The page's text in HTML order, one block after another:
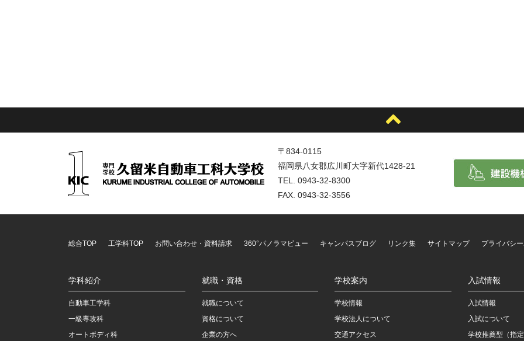
〒834-0115
福岡県八女郡広川町大字新代1428-21
TEL. 0943-32-8300
FAX. 0943-32-3556
総合TOP 工学科TOP お問い合わせ・資料請求 360°パノラマビュー キャンパスブログ リンク集 サイトマップ プライバシ
学科紹介
自動車工学科
一級専攻科
オートボディ科
就職・資格
就職について
資格について
企業の方へ
学校案内
学校情報
学校法人について
交通アクセス
入試情報
入試情報
入試について
学校推薦型（指